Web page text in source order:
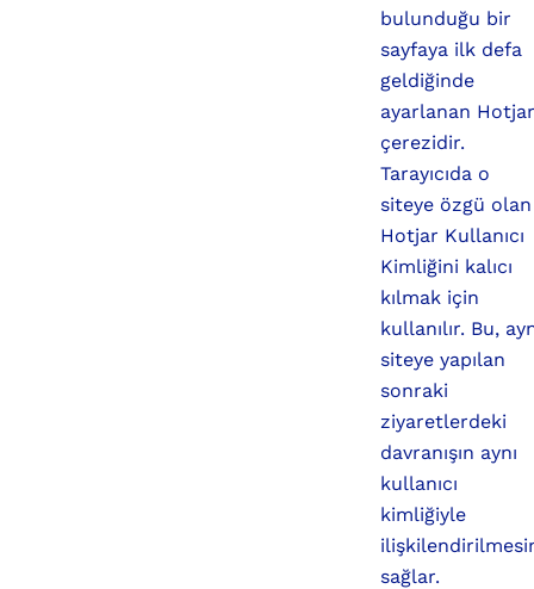
bulunduğu bir
sayfaya ilk defa
geldiğinde
ayarlanan Hotjar
çerezidir.
Tarayıcıda o
siteye özgü olan
Hotjar Kullanıcı
Kimliğini kalıcı
kılmak için
kullanılır. Bu,
siteye yapılan
sonraki
ziyaretlerdeki
davranışın aynı
kullanıcı
kimliğiyle
sağlar.